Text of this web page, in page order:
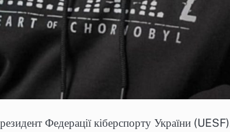
Федерації кіберспорту України